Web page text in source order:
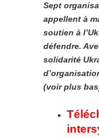
Sept
appellent à
soutien à
défendre.
solidarité
(voir plus